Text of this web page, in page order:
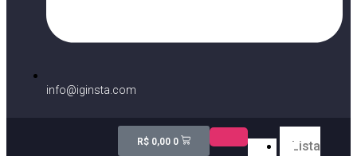
info@iginsta.com
R$0,00 0
Lista